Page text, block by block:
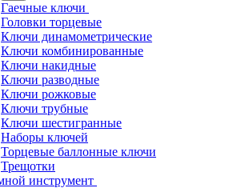
Гаечные ключи
Головки торцевые
Ключи динамометрические
Ключи комбинированные
Ключи накидные
Ключи разводные
Ключи рожковые
Ключи трубные
Ключи шестигранные
Наборы ключей
Торцевые баллонные ключи
Трещотки
инструмент